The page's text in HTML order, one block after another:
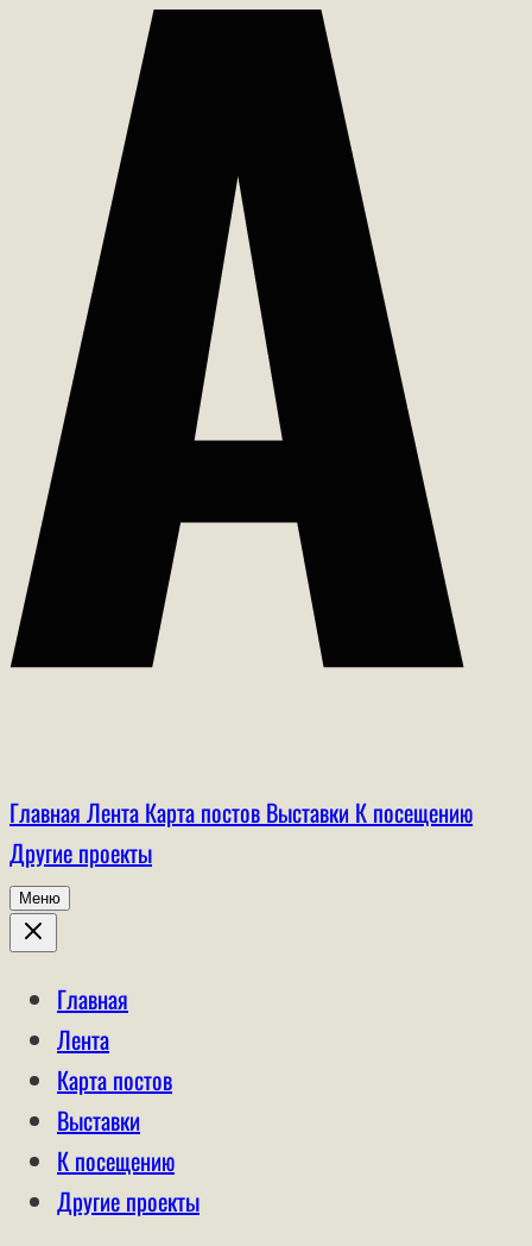
Главная Лента Карта постов Выставки К посещению
Другие проекты
Меню
Главная
Лента
Карта постов
Выставки
К посещению
Другие проекты